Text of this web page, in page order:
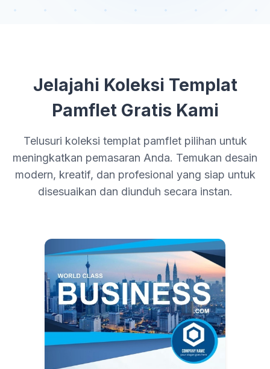
Jelajahi Koleksi Templat
Pamflet Gratis Kami
Telusuri koleksi templat pamflet pilihan untuk
meningkatkan pemasaran Anda. Temukan desain
modern, kreatif, dan profesional yang siap untuk
disesuaikan dan diunduh secara instan.